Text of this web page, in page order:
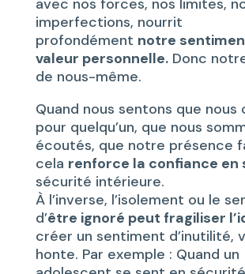
imperfections, nourrit
profondément notre
valeur personnelle.Donc
de nous-même.
Quand nous sentons que nous
pour quelqu’un, que nous
écoutés, que notre présence
cela renforce la confiance en
sécurité intérieure.
À l’inverse, l’isolement ou le
d’être ignoré peut fragiliser
créer un sentiment d’inutilité,
honte. Par exemple : Quand un